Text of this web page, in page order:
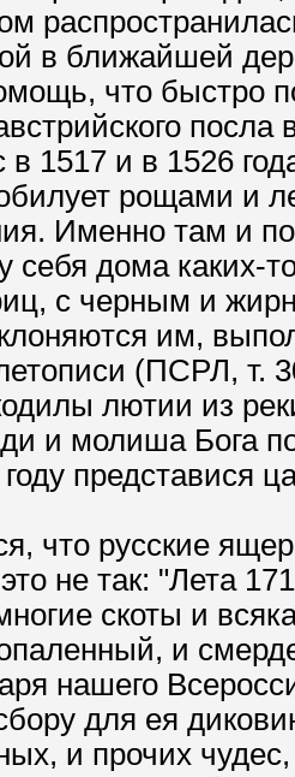
в ближайшей
что быстро
1517 и в 1526
рощами и
Именно там и
себя дома каких-
с черным и
им,
(ПСРЛ, т.
лютии из
и молиша Бога
представися
что русские
не так: "Лета
скоты и
и
нашего
для ея
и прочих